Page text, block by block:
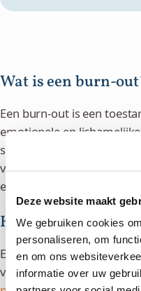
Deze website maakt
We gebruiken cookies
personaliseren, om
en om ons
informatie over uw
Wat is een burn-
Een burn-out is een
emotionele en
stress. Als je in een burn-
vermoeidheid,
een gevoel van leegte of
Hoe weet ik of ik
Een burn-out ontwikkelt
volgende signalen: